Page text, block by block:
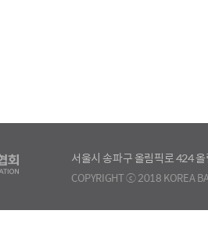
서울시 송파구 올림픽로 424
COPYRIGHT ⓒ 2018 KOREA